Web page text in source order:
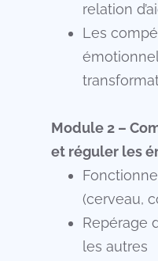
relation
Les
Module 2 –
et réguler les
(cerveau,
Repérage
les autres